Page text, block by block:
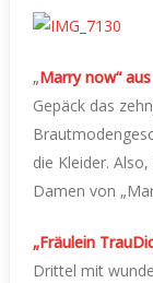
„Marry now“
Gepäck das
die Kleider.
Damen von
„Fräulein
Drittel mit